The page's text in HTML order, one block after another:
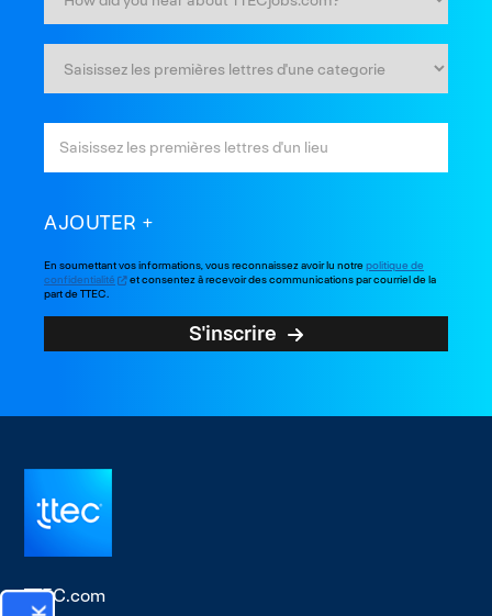
AJOUTER
En soumettant vos informations, vous reconnaissez avoir lu notrepolitique de
confidentialité
et consentez à recevoir des communications par courriel de la
part de TTEC.
S'inscrire
TTEC.com